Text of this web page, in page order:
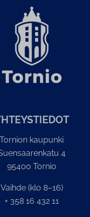
Tornion kaupunki
4
95400 Tornio
Vaihde (klo 8–16)
+ 358 16 432 11